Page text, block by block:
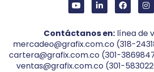
Contáctanos en: línea de
mercadeo@grafix.com.co (318-
cartera@grafix.com.co (301-
ventas@grafix.com.co (301-